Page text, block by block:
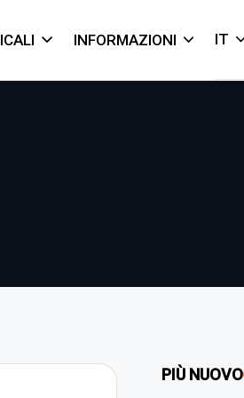
INFORMAZIONI IT
PIÙ NUOVO